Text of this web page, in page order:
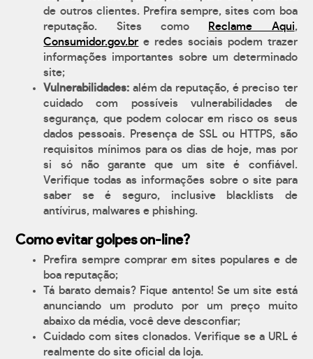
de outros clientes. Prefira sempre, sites com boa
reputação. Sites como
Reclame Aqui,
Consumidor.gov.br e redes sociais podem trazer
informações importantes sobre um determinado
site;
Vulnerabilidades: além da reputação, é preciso ter
cuidado com possíveis vulnerabilidades de
segurança, que podem colocar em risco os seus
dados pessoais. Presença de SSL ou HTTPS, são
requisitos mínimos para os dias de hoje, mas por
si só não garante que um site é confiável.
Verifique todas as informações sobre o site para
saber se é seguro, inclusive blacklists de
antívirus, malwares e phishing.
Como evitar golpes on-line?
Prefira sempre comprar em sites populares e de
boa reputação;
Tá barato demais? Fique antento! Se um site está
anunciando um produto por um preço muito
abaixo da média, você deve desconfiar;
Cuidado com sites clonados. Verifique se a URL é
realmente do site oficial da loja.